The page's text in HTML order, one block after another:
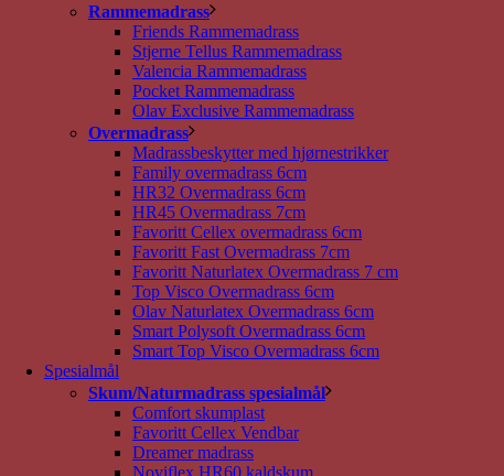
Rammemadrass
Friends Rammemadrass
Stjerne Tellus Rammemadrass
Valencia Rammemadrass
Pocket Rammemadrass
Olav Exclusive Rammemadrass
Overmadrass
Madrassbeskytter med hjørnestrikker
Family overmadrass 6cm
HR32 Overmadrass 6cm
HR45 Overmadrass 7cm
Favoritt Cellex overmadrass 6cm
Favoritt Fast Overmadrass 7cm
Favoritt Naturlatex Overmadrass 7 cm
Top Visco Overmadrass 6cm
Olav Naturlatex Overmadrass 6cm
Smart Polysoft Overmadrass 6cm
Smart Top Visco Overmadrass 6cm
Spesialmål
Skum/Naturmadrass spesialmål
Comfort skumplast
Favoritt Cellex Vendbar
Dreamer madrass
Noviflex HR60 kaldskum